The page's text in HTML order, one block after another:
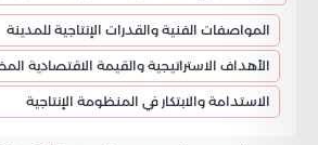
المواصفات الفنية والقدرات الإنتاجية للمدينة
الأهداف الاستراتيجية والقيمة الاقتصادية
الاستدامة والابتكار في المنظومة الإنتاجية